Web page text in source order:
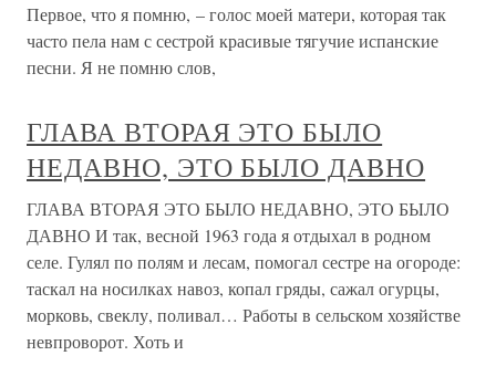
Первое, что я помню, – голос моей матери, которая так
часто пела нам с сестрой красивые тягучие испанские
песни. Я не помню слов,
ГЛАВА ВТОРАЯ ЭТО БЫЛО
НЕДАВНО, ЭТО БЫЛО ДАВНО
ГЛАВА ВТОРАЯ ЭТО БЫЛО НЕДАВНО, ЭТО БЫЛО
ДАВНО И так, весной 1963 года я отдыхал в родном
селе. Гулял по полям и лесам, помогал сестре на огороде:
таскал на носилках навоз, копал гряды, сажал огурцы,
морковь, свеклу, поливал… Работы в сельском хозяйстве
невпроворот. Хоть и